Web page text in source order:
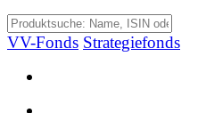
VV-Fonds Strategiefonds